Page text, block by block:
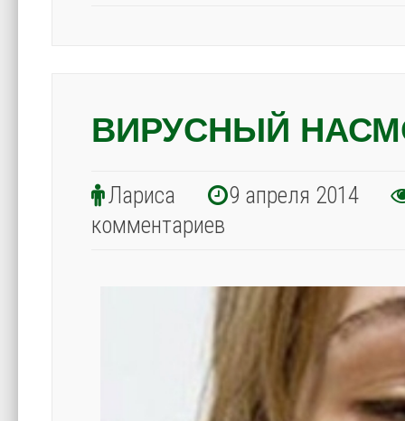
ВИРУСНЫЙ
Лариса 9 апреля 2014
комментариев